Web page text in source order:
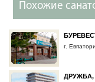
Похожие
г.
ДРУЖБА,